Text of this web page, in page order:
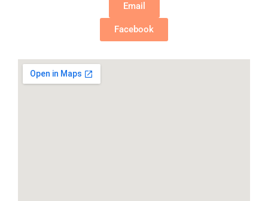
Email
Facebook